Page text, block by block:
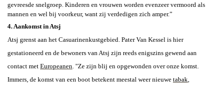
gevreesde snelgroep. Kinderen en vrouwen worden evenzeer vermoord als
mannen en wel bij voorkeur, want zij verdedigen zich amper.”
4. Aankomst in Atsj
Atsj grenst aan het Casuarinenkustgebied. Pater Van Kessel is hier
gestationeerd en de bewoners van Atsj zijn reeds enigszins gewend aan
contact met Europeanen . "Ze zijn blij en opgewonden over onze komst.
Immers, de komst van een boot betekent meestal weer nieuwe tabak